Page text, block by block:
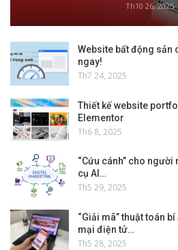
Th10 26, 2025
Website bất động sản
ngay!
Th7 24, 2025
Thiết kế website
Elementor
Th6 8, 2025
“Cứu cánh” cho
cụ AI…
Th5 29, 2025
“Giải mã” thuật toán
mại điện tử…
Th5 28, 2025